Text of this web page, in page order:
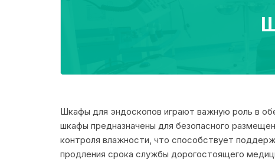
Шкафы для эндоскопов играют важную роль в
шкафы предназначены для безопасного
контроля влажности, что способствует
продления срока службы дорогостоящего